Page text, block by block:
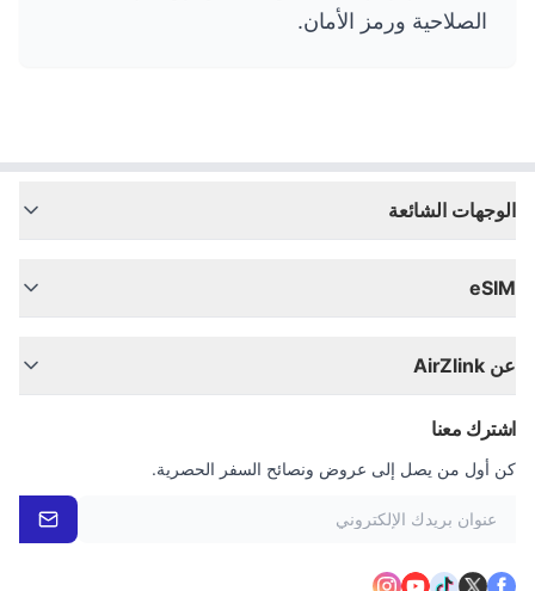
الصلاحية ورمز الأمان.
الوجهات الشائعة
eSIM
عن AirZlink
اشترك معنا
كن أول من يصل إلى عروض ونصائح السفر الحصرية.